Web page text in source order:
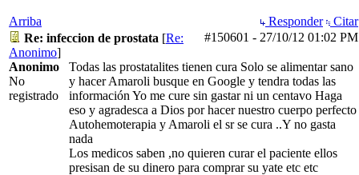
Arriba Responder
Citar
#150601 - 27/10/12 01:02 PM
Re: infeccion de prostata [Re:
Anonimo]
Anonimo
No
registrado
Todas las prostatalites tienen cura Solo se alimentar sano
y hacer Amaroli busque en Google y tendra todas las
información Yo me cure sin gastar ni un centavo Haga
eso y agradesca a Dios por hacer nuestro cuerpo perfecto
Autohemoterapia y Amaroli el sr se cura ..Y no gasta
nada
Los medicos saben ,no quieren curar el paciente ellos
presisan de su dinero para comprar su yate etc etc